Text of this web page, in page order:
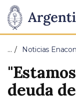
de
la
Nación
Pasar al
… Noticias
deuda